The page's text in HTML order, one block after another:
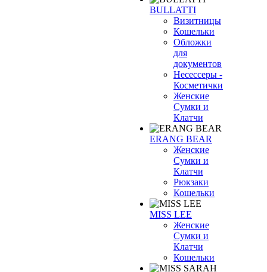
BULLATTI
Визитницы
Кошельки
Обложки
для
документов
Несессеры -
Косметички
Женские
Сумки и
Клатчи
ERANG BEAR
Женские
Сумки и
Клатчи
Рюкзаки
Кошельки
MISS LEE
Женские
Сумки и
Клатчи
Кошельки